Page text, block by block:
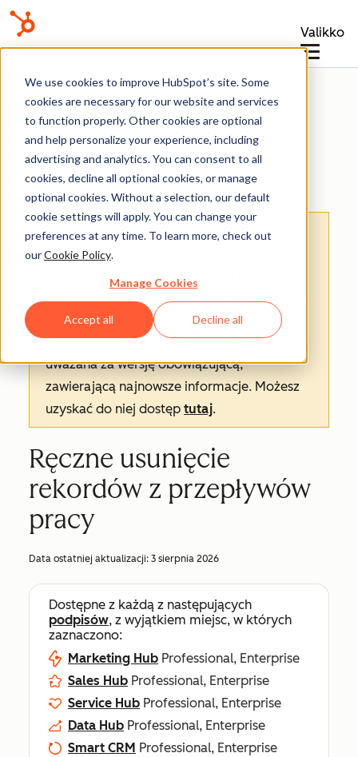
We use cookies to improve HubSpot’s site. Some
cookies are necessary for our website and services
to function properly. Other cookies are optional
and help personalize your experience, including
advertising and analytics. You can consent to all
cookies, decline all optional cookies, or manage
optional cookies. Without a selection, our default
cookie settings will apply. You can change your
preferences at any time. To learn more, check out
ourCookie Policy.
Manage Cookies
Accept all Decline all
Valikko
Baza wiedzy
Przepływy pracy
Uwaga: Tłumaczenie tego artykułu jest
podane wyłącznie dla wygody. Tłumaczenie
zostać sprawdzone. W związku z tym,
angielska wersja tego artykułu powinna być
uważana za wersję obowiązującą,
zawierającą najnowsze informacje. Możesz
uzyskać do niej dostęp tutaj.
Ręczne usunięcie
rekordów z przepływów
pracy
Data ostatniej aktualizacji: 3 sierpnia 2026
Dostępne z każdą z następujących
podpisów, z wyjątkiem miejsc, w których
zaznaczono:
Marketing Hub Professional, Enterprise
Sales Hub Professional, Enterprise
Service Hub Professional, Enterprise
Data Hub Professional, Enterprise
Smart CRM Professional, Enterprise